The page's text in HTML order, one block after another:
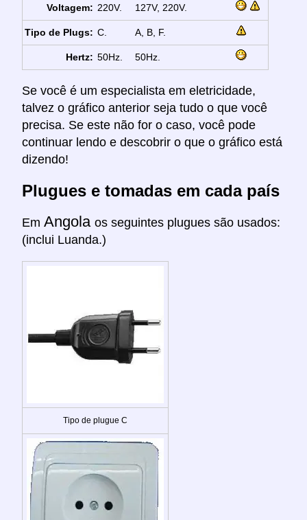
Voltagem: 220V. 127V, 220V.
Tipo de Plugs: C. A, B, F.
Hertz: 50Hz. 50Hz.
Se você é um especialista em eletricidade,
talvez o gráfico anterior seja tudo o que você
precisa. Se este não for o caso, você pode
continuar lendo e descobrir o que o gráfico está
dizendo!
Plugues e tomadas em cada país
Em Angola os seguintes plugues são usados:
(inclui Luanda.)
Tipo de plugue C